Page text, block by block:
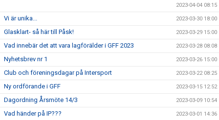
2023-04-04 08:15
Vi är unika... 2023-03-30 18:00
Glasklart- så här till Påsk! 2023-03-29 15:00
Vad innebär det att vara lagförälder i GFF 2023 2023-03-28 08:08
Nyhetsbrev nr 1 2023-03-26 15:00
Club och föreningsdagar på Intersport 2023-03-22 08:25
Ny ordförande i GFF 2023-03-15 12:52
Dagordning Årsmöte 14/3 2023-03-09 10:54
Vad händer på IP??? 2023-03-01 14:36